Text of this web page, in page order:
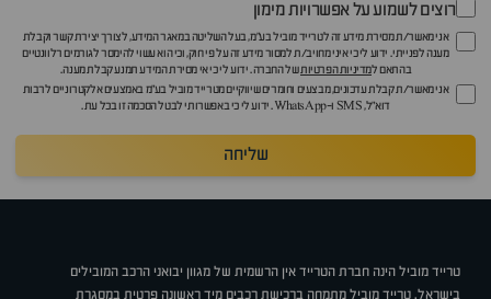
רוצים לשמוע על אפשרויות מימון
אני מאשר/ת מסירת מידע זה לטרייד מוביל בע"מ, בעל השליטה במאגר המידע, לצורך יצירת קשר וקבלת
מענה לפנייתי. ידוע לי כי איני מחויב/ת למסור מידע זה על פי חוק, וכי הוא עשוי להימסר לגורמים רלוונטיים
בהתאם למדיניות הפרטיותשל החברה. ידוע לי כי אי מסירת המידע תמנע קבלת מענה.
אני מאשר/ת קבלת עדכונים, מבצעים וחומרים שיווקיים מטרייד מוביל בע"מ באמצעים אלקטרוניים לרבות
דוא״ל, SMS ו-WhatsApp. ידוע לי כי באפשרותי לבטל הסכמה זו בכל עת.
שליחה
טרייד מוביל הינה חברת הטרייד אין הרשמית של מגוון יבואני הרכב המובילים
בישראל. טרייד מוביל מתמחה ברכישת רכבים מיד ראשונה פרטית במסגרת